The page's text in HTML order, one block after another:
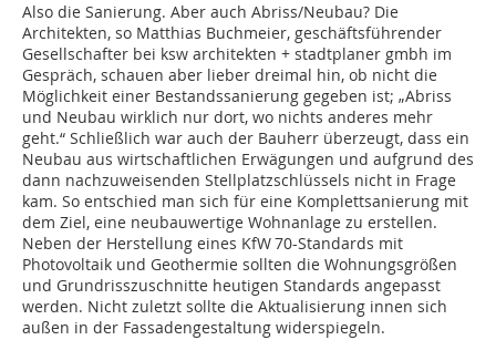
Also die Sanierung. Aber auch Abriss/Neubau? Die
Architekten, so Matthias Buchmeier, geschäftsführender
Gesellschafter bei ksw architekten + stadtplaner gmbh im
Gespräch, schauen aber lieber dreimal hin, ob nicht die
Möglichkeit einer Bestandssanierung gegeben ist; „Abriss
und Neubau wirklich nur dort, wo nichts anderes mehr
geht.“ Schließlich war auch der Bauherr überzeugt, dass ein
Neubau aus wirtschaftlichen Erwägungen und aufgrund des
dann nachzuweisenden Stellplatzschlüssels nicht in Frage
kam. So entschied man sich für eine Komplettsanierung mit
dem Ziel, eine neubauwertige Wohnanlage zu erstellen.
Neben der Herstellung eines KfW 70-Standards mit
Photovoltaik und Geothermie sollten die Wohnungsgrößen
und Grundrisszuschnitte heutigen Standards angepasst
werden. Nicht zuletzt sollte die Aktualisierung innen sich
außen in der Fassadengestaltung widerspiegeln.